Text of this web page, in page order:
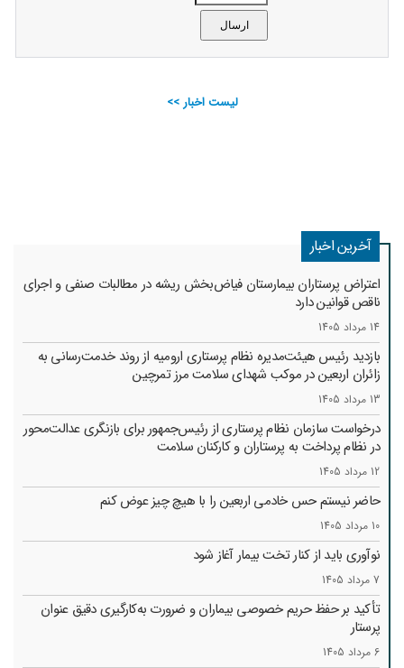
لیست اخبار >>
آخرین اخبار
اعتراض پرستاران بیمارستان فیاض‌بخش ریشه در مطالبات صنفی و اجرای
ناقص قوانین دارد
14 مرداد 1405
بازدید رئیس هیئت‌مدیره نظام پرستاری ارومیه از روند خدمت‌رسانی به
زائران اربعین در موکب شهدای سلامت مرز تمرچین
13 مرداد 1405
درخواست سازمان نظام پرستاری از رئیس‌جمهور برای بازنگری عدالت‌محور
در نظام پرداخت به پرستاران و کارکنان سلامت
12 مرداد 1405
حاضر نیستم حس خادمی اربعین را با هیچ چیز عوض کنم
10 مرداد 1405
نوآوری باید از کنار تخت بیمار آغاز شود
7 مرداد 1405
تأکید بر حفظ حریم خصوصی بیماران و ضرورت به‌کارگیری دقیق عنوان
پرستار
6 مرداد 1405